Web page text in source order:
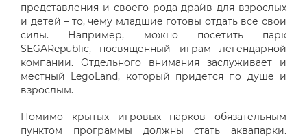
представления и своего рода драйв для взрослых
и детей – то, чему младшие готовы отдать все свои
силы. Например, можно посетить парк
SEGARepublic, посвященный играм легендарной
компании. Отдельного внимания заслуживает и
местный LegoLand, который придется по душе и
взрослым.
Помимо крытых игровых парков обязательным
пунктом программы должны стать аквапарки.